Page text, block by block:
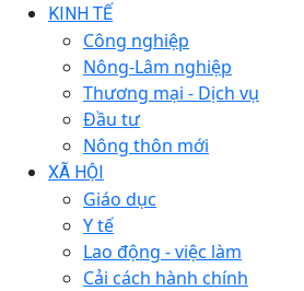
KINH TẾ
Công nghiệp
Nông-Lâm nghiệp
Thương mại - Dịch vụ
Đầu tư
Nông thôn mới
XÃ HỘI
Giáo dục
Y tế
Lao động - việc làm
Cải cách hành chính